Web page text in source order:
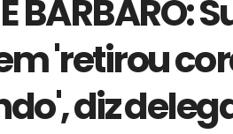
BÁRBARO:
'retirou
diz